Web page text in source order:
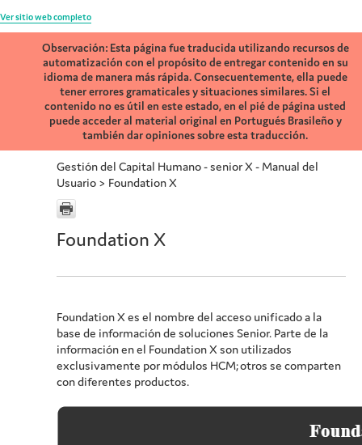
Ver sitio web completo
Observación: Esta página fue traducida utilizando recursos de
automatización con el propósito de entregar contenido en su
idioma de manera más rápida. Consecuentemente, ella puede
tener errores gramaticales y situaciones similares. Si el
contenido no es útil en este estado, en el pié de página usted
puede acceder al material original en Portugués Brasileño y
también dar opiniones sobre esta traducción.
Gestión del Capital Humano - senior X - Manual del
Usuario > Foundation X
Foundation X
Foundation X es el nombre del acceso unificado a la
base de información de soluciones Senior. Parte de la
información en el Foundation X son utilizados
exclusivamente por módulos HCM; otros se comparten
con diferentes productos.